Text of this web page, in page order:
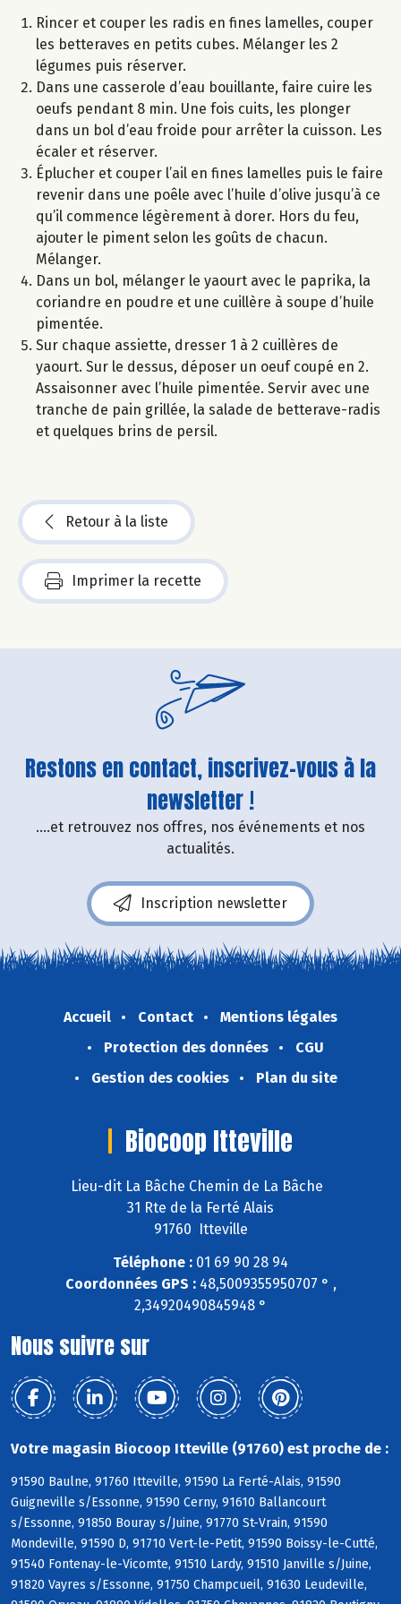
Rincer et couper les radis en fines lamelles, couper
les betteraves en petits cubes. Mélanger les 2
légumes puis réserver.
Dans une casserole d’eau bouillante, faire cuire les
oeufs pendant 8 min. Une fois cuits, les plonger
dans un bol d’eau froide pour arrêter la cuisson. Les
écaler et réserver.
Éplucher et couper l’ail en fines lamelles puis le faire
revenir dans une poêle avec l’huile d’olive jusqu’à ce
qu’il commence légèrement à dorer. Hors du feu,
ajouter le piment selon les goûts de chacun.
Mélanger.
Dans un bol, mélanger le yaourt avec le paprika, la
coriandre en poudre et une cuillère à soupe d’huile
pimentée.
Sur chaque assiette, dresser 1 à 2 cuillères de
yaourt. Sur le dessus, déposer un oeuf coupé en 2.
Assaisonner avec l’huile pimentée. Servir avec une
tranche de pain grillée, la salade de betterave-radis
et quelques brins de persil.
Retour à la liste
Imprimer la recette
Restons en contact, inscrivez-vous à la
newsletter !
....et retrouvez nos offres, nos événements et nos
actualités.
Inscription newsletter
Accueil Contact
Mentions légales
Protection des données
CGU
Gestion des cookies
Plan du site
Biocoop Itteville
Lieu-dit La Bâche Chemin de La Bâche
31 Rte de la Ferté Alais
91760 Itteville
Téléphone : 01 69 90 28 94
Coordonnées GPS :48,5009355950707 ° ,
2,34920490845948 °
Nous suivre sur
Votre magasin Biocoop Itteville (91760) est proche de :
91590 Baulne, 91760 Itteville, 91590 La Ferté-Alais, 91590
Guigneville s/Essonne, 91590 Cerny, 91610 Ballancourt
s/Essonne, 91850 Bouray s/Juine, 91770 St-Vrain, 91590
Mondeville, 91590 D, 91710 Vert-le-Petit, 91590 Boissy-le-Cutté,
91540 Fontenay-le-Vicomte, 91510 Lardy, 91510 Janville s/Juine,
91820 Vayres s/Essonne, 91750 Champcueil, 91630 Leudeville,